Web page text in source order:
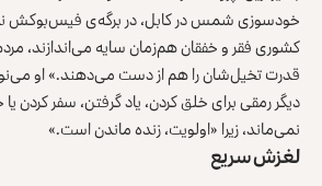
خودسوزی شمس در کابل، در برگه‌ی فیس‌بوکش
کشوری فقر و خفقان هم‌زمان سایه می‌اندازند،
قدرت تخیل‌شان را هم از دست می‌دهند.» او
دیگر رمقی برای خلق کردن، یاد گرفتن، سفر کردن
نمی‌ماند، زیرا «اولویت، زنده ماندن است.»
لغزش سریع